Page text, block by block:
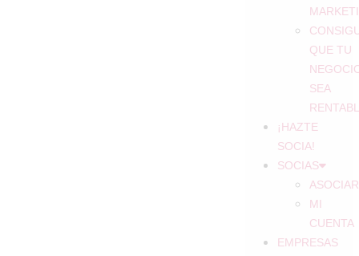
QUE TU
SEA
¡HAZTE
SOCIA!
SOCIAS
MI
CUENTA
EMPRESAS